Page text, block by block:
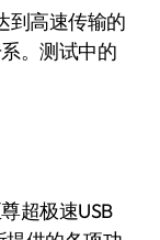
高速传输的
。测试中的
超极速USB